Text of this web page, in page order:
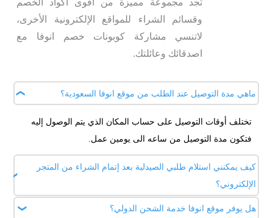
تجد مجموعة مميزة من أقوى أكواد الخصم
وقسائم الشراء للمواقع الإلكترونية الأخرى،
لاتنسي مشاركة كوبونات خصم انوفا مع
اصدقائك وعائلتك.
ماهي مدة التوصيل عند الطلب من موقع انوفا السعودية؟
تختلف أوقات التوصيل على حساب المكان الذي يتم الوصول إليه
فتكون مدة التوصيل من ساعه الى يومين عمل.
كيف يمكنني استلام طلبي الصيدلية بعد إتمام الشراء من المتجر
الإلكتروني؟
سوف تصلك رسالة عبر البريد الإلكتروني أو رسالة نصية أن طلبك
هل يوفر موقع انوفا خدمة الشحن الدولي؟